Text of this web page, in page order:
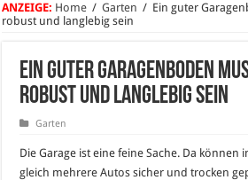
ANZEIGE: Home / Garten / Ein guter
robust und langlebig sein
Ein guter Garagenboden
robust und langlebig sein
Garten
Die Garage ist eine feine Sache. Da können
gleich mehrere Autos sicher und trocken